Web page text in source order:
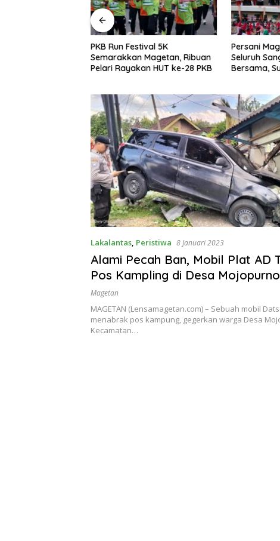
PKB Run Festival 5K
Semarakkan Magetan, Ribuan
Pelari Rayakan HUT ke-28 PKB
Persani
Seluruh
Bersama,
Lakalantas, Peristiwa 8 Januari 2023
Alami Pecah Ban, Mobil Plat AD
Pos Kampling di Desa Mojopurno
Magetan
MAGETAN (Lensamagetan.com) – Sebuah mobil
menabrak pos kampung, gegerkan warga Desa
Kecamatan…